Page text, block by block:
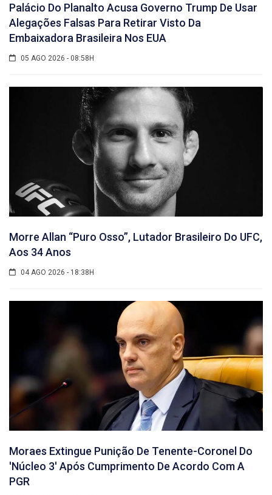
Palácio Do Planalto Acusa Governo Trump De Usar
Alegações Falsas Para Retirar Visto Da
Embaixadora Brasileira Nos EUA
05 AGO 2026 - 08:58H
Morre Allan “Puro Osso”, Lutador Brasileiro Do UFC,
Aos 34 Anos
04 AGO 2026 - 18:38H
Moraes Extingue Punição De Tenente-Coronel Do
'núcleo 3' Após Cumprimento De Acordo Com A
PGR